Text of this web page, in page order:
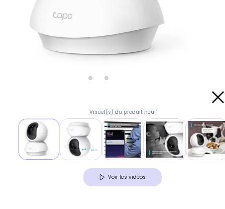
Visuel(s) du produit neuf
Voir les vidéos